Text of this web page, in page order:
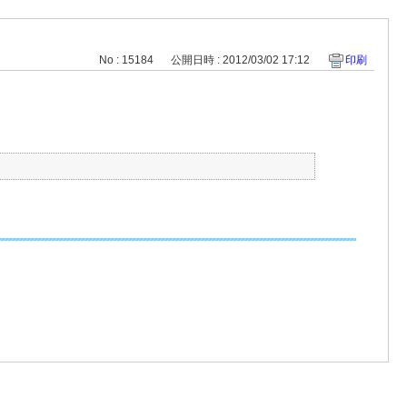
No : 15184 公開日時 : 2012/03/02 17:12 印刷